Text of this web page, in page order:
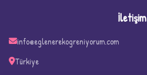
İletişim
info@eglenerekogreniyorum.com
Türkiye